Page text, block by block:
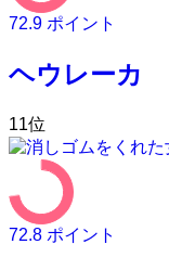
72.9 ポイント
ヘウレーカ
11位
72.8 ポイント